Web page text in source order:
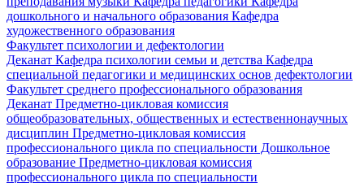
дошкольного и начального образования Кафедра
художественного образования
Факультет психологии и дефектологии
Деканат Кафедра психологии семьи и детства Кафедра
специальной педагогики и медицинских основ дефектологии
Факультет среднего профессионального образования
Деканат Предметно-цикловая комиссия
общеобразовательных, общественных и естественнонаучных
дисциплин Предметно-цикловая комиссия
профессионального цикла по специальности Дошкольное
образование Предметно-цикловая комиссия
профессионального цикла по специальности